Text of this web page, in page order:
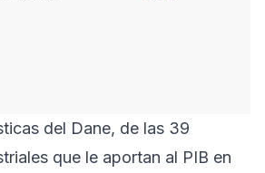
del Dane, de las 39
que le aportan al PIB en